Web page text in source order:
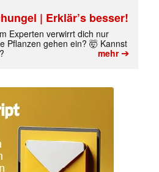
| Erklär’s besser!
Experten verwirrt dich nur
Pflanzen gehen ein? 🤯 Kannst
mehr➔